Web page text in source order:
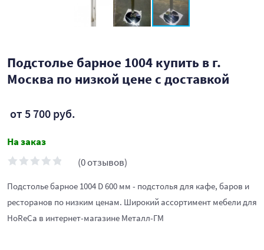
Подстолье барное 1004 купить в г.
Москва по низкой цене с доставкой
от 5 700 руб.
На заказ
(0 отзывов)
Подстолье барное 1004 D 600 мм - подстолья для кафе, баров и
ресторанов по низким ценам. Широкий ассортимент мебели для
HoReCa в интернет-магазине Металл-ГМ